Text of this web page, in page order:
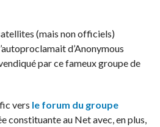
(mais non officiels)
d’Anonymous
par ce fameux groupe de
vers le forum du groupe
constituante au Net avec, en plus,